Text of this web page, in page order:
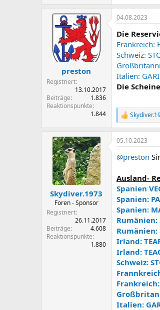
preston
Registriert
13.10.2017
Beiträge
1.836
Reaktionspunkte
1.844
04.08.2023
Die
Frankreich:
Schweiz:
Italien:
Die
R
e
a
k
i
e
n
:
Skydiver.1973
Foren - Sponsor
Registriert
26.11.2017
Beiträge
4.608
Reaktionspunkte
1.880
05.10.2023
@preston
Ausland-
Spanien
Spanien:
Spanien:
Rumänien:
Rumänien:
Irland:
Irland:
Schweiz:
Frankreich:
Italien: